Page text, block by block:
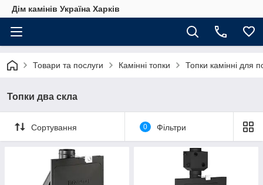
Дім камінів Україна Харків
Товари та послуги Камінні топки Топки камінні для
Топки два скла
Сортування 0 Фільтри